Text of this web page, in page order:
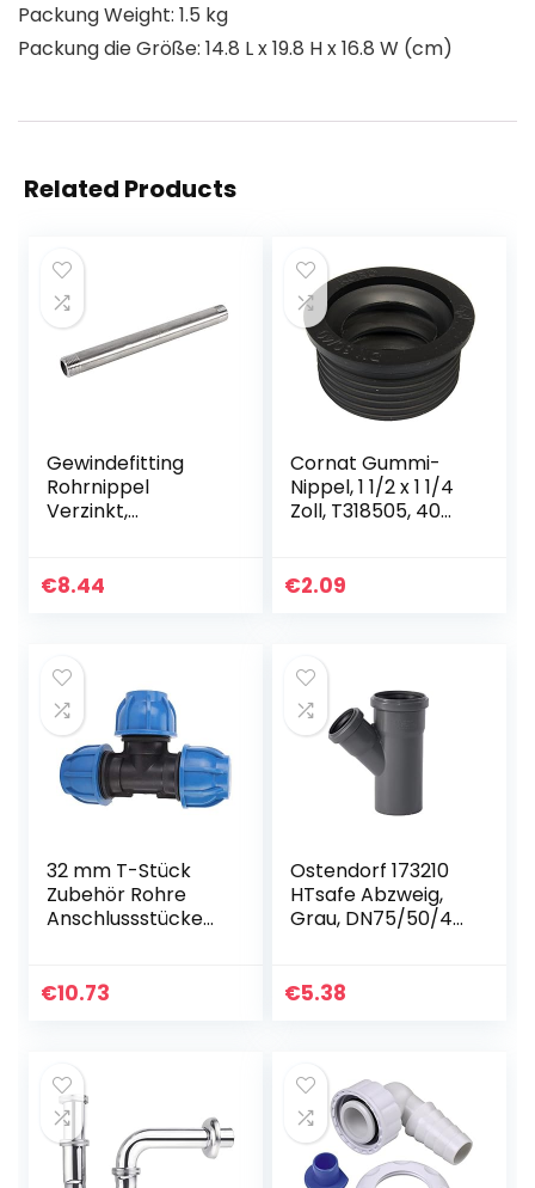
Packung Weight: 1.5 kg
Packung die Größe: 14.8 L x 19.8 H x 16.8 W (cm)
Related Products
Gewindefitting
Rohrnippel
Verzinkt,
200mm pipe
Kupplung 7,87″
Länge(DN15=1/2)
(Innendurchmesse
r beträgt ca.
15mm)
€8.44
Cornat Gummi-
Nippel, 1 1/2 x 1 1/4
Zoll, T318505, 40
€2.09
32 mm T-Stück
Zubehör Rohre
Anschlussstücke
Wasserrohrversch
ör
€10.73
Ostendorf 173210
HTsafe Abzweig,
Grau, DN75/50/45
€5.38